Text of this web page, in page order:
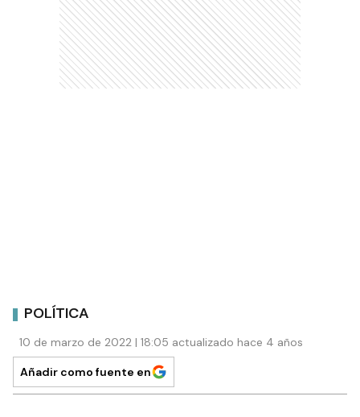
POLÍTICA
10 de marzo de 2022 | 18:05 actualizado hace 4 años
Añadir como fuente en